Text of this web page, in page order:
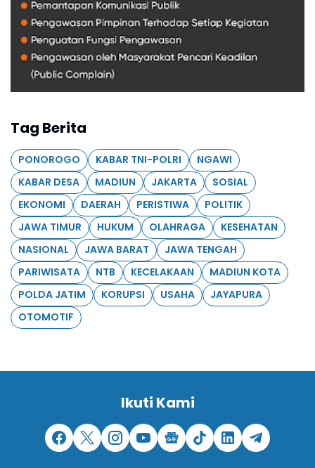
Tag Berita
PONOROGO KABAR TNI-POLRI
NGAWI
KABAR DESA
MADIUN JAKARTA
SOSIAL
EKONOMI
DAERAH PERISTIWA
POLITIK
JAWA TIMUR
HUKUM OLAHRAGA
KESEHATAN
NASIONAL
JAWA BARAT
JAWA TENGAH
PARIWISATA
NTB KECELAKAAN
MADIUN KOTA
POLDA JATIM
KORUPSI USAHA
JAYAPURA
OTOMOTIF
Ikuti Kami